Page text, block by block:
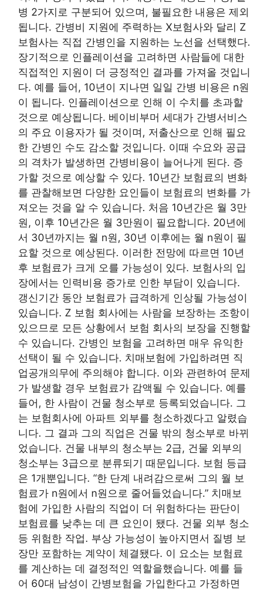
병 2가지로 구분되어 있으며, 불필요한 내용은 제외
됩니다. 간병비 지원에 주력하는 X보험사와 달리 Z
보험사는 직접 간병인을 지원하는 노선을 선택했다.
장기적으로 인플레이션을 고려하면 사람들에 대한
직접적인 지원이 더 긍정적인 결과를 가져올 것입니
다. 예를 들어, 10년이 지나면 일일 ​​간병 비용은 n원
이 됩니다. 인플레이션으로 인해 이 수치를 초과할
것으로 예상됩니다. 베이비부머 세대가 간병서비스
의 주요 이용자가 될 것이며, 저출산으로 인해 필요
한 간병인 수도 감소할 것입니다. 이때 수요와 공급
의 격차가 발생하면 간병비용이 늘어나게 된다. 증
가할 것으로 예상할 수 있다. 10년간 보험료의 변화
를 관찰해보면 다양한 요인들이 보험료의 변화를 가
져오는 것을 알 수 있습니다. 처음 10년간은 월 3만
원, 이후 10년간은 월 3만원이 필요합니다. 20년에
서 30년까지는 월 n원, 30년 이후에는 월 n원이 필
요할 것으로 예상된다. 이러한 전망에 따르면 10년
후 보험료가 크게 오를 가능성이 있다. 보험사의 입
장에서는 인력비용 증가로 인한 부담이 있습니다.
갱신기간 동안 보험료가 급격하게 인상될 가능성이
있습니다. Z 보험 회사에는 사람을 보장하는 조항이
있으므로 모든 상황에서 보험 회사의 보장을 진행할
수 있습니다. 간병인 보험을 고려하면 매우 유익한
선택이 될 수 있습니다. 치매보험에 가입하려면 직
업공개의무에 주의해야 합니다. 이와 관련하여 문제
가 발생할 경우 보험료가 감액될 수 있습니다. 예를
들어, 한 사람이 건물 청소부로 등록되었습니다. 그
는 보험회사에 아파트 외부를 청소하겠다고 알렸습
니다. 그 결과 그의 직업은 건물 밖의 청소부로 바뀌
었습니다. 건물 내부의 청소부는 2급, 건물 외부의
청소부는 3급으로 분류되기 때문입니다. 보험 등급
은 1개뿐입니다. “한 단계 내려감으로써 그의 월 보
험료가 n원에서 n원으로 줄어들었습니다.” 치매보
험에 가입한 사람의 직업이 더 위험하다는 판단이
보험료를 낮추는 데 큰 요인이 됐다. 건물 외부 청소
등 위험한 작업. 부상 가능성이 높아지면서 질병 보
장만 포함하는 계약이 체결됐다. 이 요소는 보험료
를 계산하는 데 결정적인 역할을했습니다. 예를 들
어 60대 남성이 간병보험을 가입한다고 가정하면